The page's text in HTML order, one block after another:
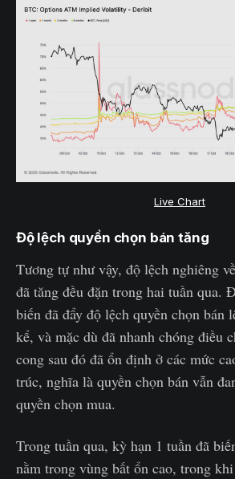
Live Chart
Độ lệch quyền chọn bán tăng
Tương tự như vậy, độ lệch nghiêng
đã tăng đều đặn trong hai tuần qua.
biến đã đẩy độ lệch quyền chọn bán
kể, và mặc dù đã nhanh chóng điều
cong sau đó đã ổn định ở các mức
trúc, nghĩa là quyền chọn bán vẫn
quyền chọn mua.
Trong tuần qua, kỳ hạn 1 tuần đã
nằm trong vùng bất ổn cao, trong